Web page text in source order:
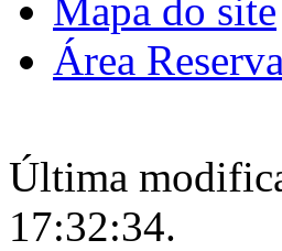
Mapa do site
Área
Última
17:32:34.